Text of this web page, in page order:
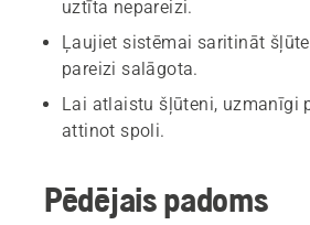
uztīta nepareizi.
Ļaujiet sistēmai saritināt
pareizi salāgota.
Lai atlaistu šļūteni, uzmanīgi
attinot spoli.
Pēdējais padoms